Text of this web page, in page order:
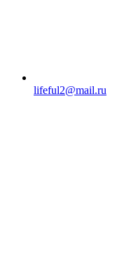
lifeful2@mail.ru